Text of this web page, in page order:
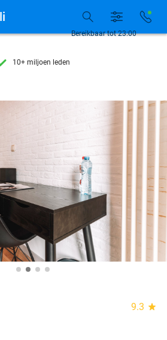
dagen per week beschikbaar
per week beschikbaar
10+ miljoen leden
Bereikbaar tot 23:00
9.3 star